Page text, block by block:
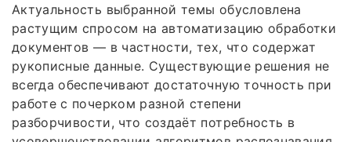
Актуальность выбранной темы обусловлена
растущим спросом на автоматизацию обработки
документов — в частности, тех, что содержат
рукописные данные. Существующие решения не
всегда обеспечивают достаточную точность при
работе с почерком разной степени
разборчивости, что создаёт потребность в